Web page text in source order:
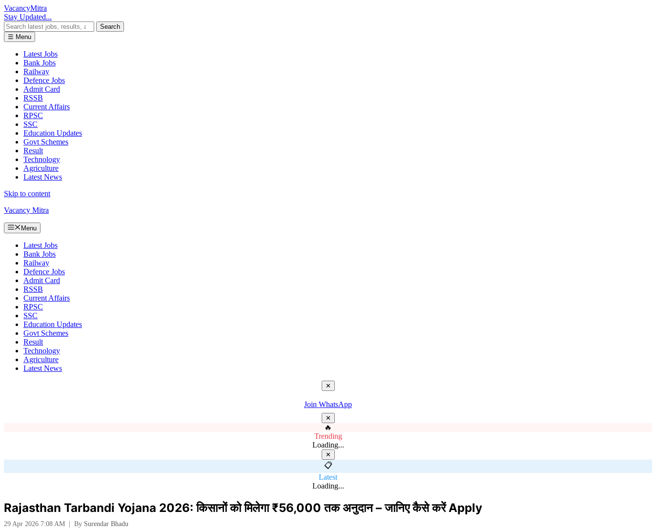
VacancyMitra
Stay Updated...
Search
☰ Menu
Latest Jobs
Bank Jobs
Railway
Defence Jobs
Admit Card
RSSB
Current Affairs
RPSC
SSC
Education Updates
Govt Schemes
Result
Technology
Agriculture
Latest News
Skip to content
Vacancy Mitra
Menu
Latest Jobs
Bank Jobs
Railway
Defence Jobs
Admit Card
RSSB
Current Affairs
RPSC
SSC
Education Updates
Govt Schemes
Result
Technology
Agriculture
Latest News
✕
Join WhatsApp
✕
🔥
Trending
Loading...
✕
📋
Latest
Loading...
Rajasthan Tarbandi Yojana 2026: किसानों को मिलेगा ₹56,000 तक अनुदान – जानिए कैसे करें Apply
29 Apr 2026 7:08 AM | By Surendar Bhadu